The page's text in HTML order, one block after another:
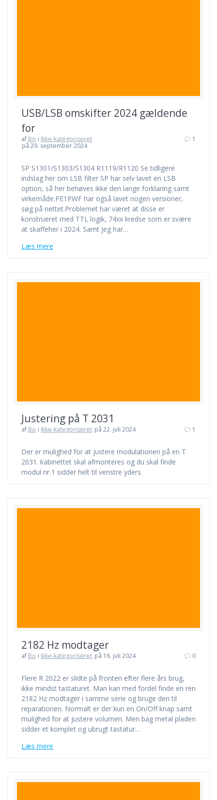
USB/LSB omskifter 2024 gældende
for
af Bo i Ikke-kategoriseret
på 29. september 2024
1
SP S1301/S1303/S1304 R1119/R1120 Se tidligere
indslag her om LSB filter SP har selv lavet en LSB
option, så her behøves ikke den lange forklaring samt
virkemåde.PE1PWF har også lavet nogen versioner,
søg på nettet.Problemet har været at disse er
konstrueret med TTL logik, 74xx kredse som er svære
at skaffeher i 2024. Samt jeg har…
Læs mere
Justering på T 2031
af Bo i Ikke-kategoriseret på 22. juli 2024 1
Der er mulighed for at justere modulationen på en T
2031. kabinettet skal afmonteres og du skal finde
modul nr 1 sidder helt til venstre yders.
2182 Hz modtager
af Bo i Ikke-kategoriseret på 16. juli 2024 0
Flere R 2022 er slidte på fronten efter flere års brug,
ikke mindst tastaturet. Man kan med fordel finde en ren
2182 Hz modtager i samme serie og bruge den til
reparationen. Normalt er der kun en On/Off knap samt
mulighed for at justere volumen. Men bag metal pladen
sidder et komplet og ubrugt tastatur…
Læs mere